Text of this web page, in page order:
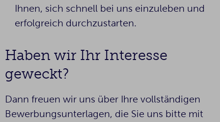
Ihnen, sich schnell bei uns einzuleben und
erfolgreich durchzustarten.
Haben wir Ihr Interesse
geweckt?
Dann freuen wir uns über Ihre vollständigen
Bewerbungsunterlagen, die Sie uns bitte mit